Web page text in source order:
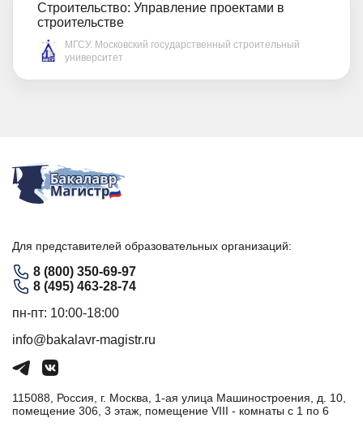
Строительство: Управление проектами в
строительстве
МГСУ. Московский государственный строительный
университет
Для представителей образовательных организаций:
8 (800) 350-69-97
8 (495) 463-28-74
пн-пт: 10:00-18:00
info@bakalavr-magistr.ru
115088, Россия, г. Москва, 1-ая улица Машиностроения, д. 10,
помещение 306, 3 этаж, помещение VIII - комнаты с 1 по 6